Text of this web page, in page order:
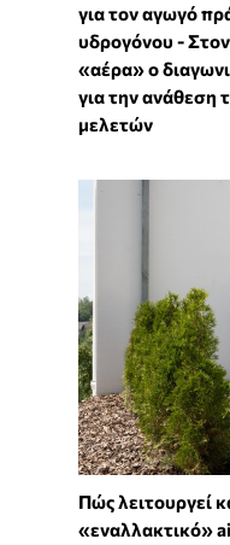
για τον αγωγό
υδρογόνου - Στον
«αέρα» ο
για την ανάθεση
μελετών
Πώς λειτουργεί
«εναλλακτικό»